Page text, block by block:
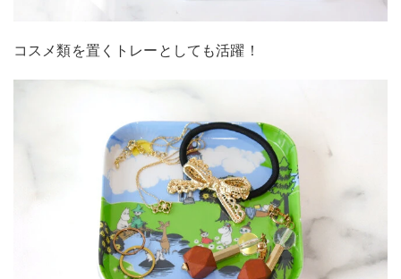
コスメ類を置くトレーとしても活躍！